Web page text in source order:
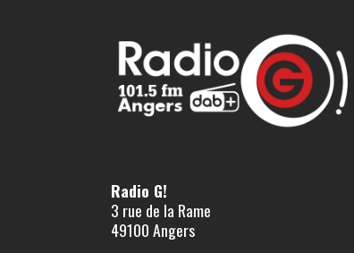
Radio G!
3 rue de la Rame
49100 Angers